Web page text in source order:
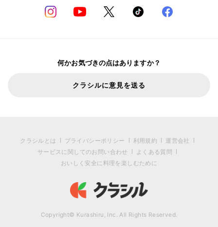
何かお気づきの点はありますか？
クラシルに意見を送る
クラシルとは プライバシーポリシー 利用規約
運営会社
サービスに関してのお問い合わせ
よくある質問
おいしく安全に料理を楽しむために
Copyright© Kurashiru, Inc. All Rights Reserved.